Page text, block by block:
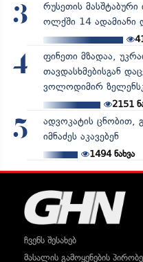
3
რუსეთის მასშტაბური
ოლქში 14 ადამიანი
4
ფინეთი მზადაა,
თავდასხმებისგან
ვოლოდიმირ
2151
5
ადვოკატის ცნობით,
იმნაძეს აკავებენ
1494ნახვა
ჩვენს შესახებ
მასალის გამოყენების